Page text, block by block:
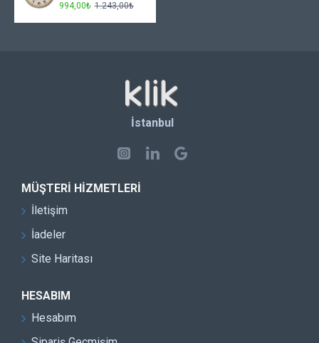
994,00₺ 1.243,00₺
İstanbul
MÜŞTERI HIZMETLERI
İletişim
İadeler
Site Haritası
HESABIM
Hesabım